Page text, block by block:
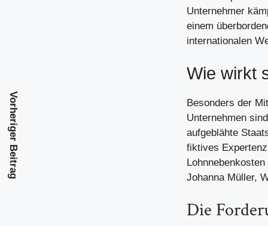
Unternehmer
einem
internationalen
Wie wirkt
Besonders der
Unternehmen
aufgeblähte
fiktives
Johanna Müller,
Die
Vorheriger Beitrag